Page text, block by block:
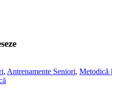
, Antrenamente Seniori, Metodică |